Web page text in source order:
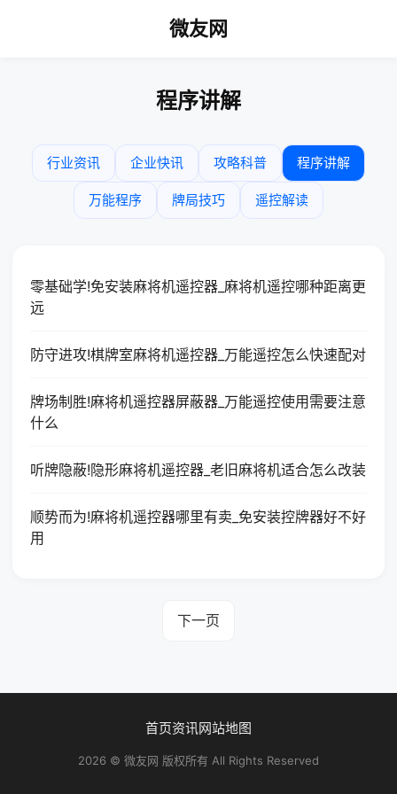
微友网
程序讲解
行业资讯 企业快讯 攻略科普 程序讲解
万能程序 牌局技巧 遥控解读
零基础学!免安装麻将机遥控器_麻将机遥控哪种距离更
远
防守进攻!棋牌室麻将机遥控器_万能遥控怎么快速配对
牌场制胜!麻将机遥控器屏蔽器_万能遥控使用需要注意
什么
听牌隐蔽!隐形麻将机遥控器_老旧麻将机适合怎么改装
顺势而为!麻将机遥控器哪里有卖_免安装控牌器好不好
用
下一页
首页资讯网站地图
2026 © 微友网 版权所有 All Rights Reserved